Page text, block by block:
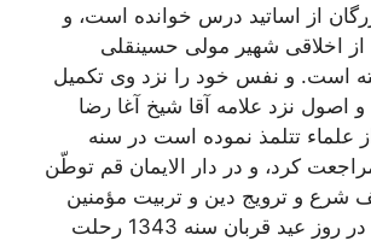
از اساتيد درس خوانده است، و
اخلاقى شهير مولى حسينقلى
است. و نفس خود را نزد وى تكميل
اصول نزد علامه آقا شيخ آغا رضا
علماء تتلمذ نموده است در سنه
مراجعت كرد، و در دار الايمان قم توطّن
شرع و ترويج دين و تربيت مؤمنين
همّت گماشت تا در روز عيد قربان سنه 1343 رحلت